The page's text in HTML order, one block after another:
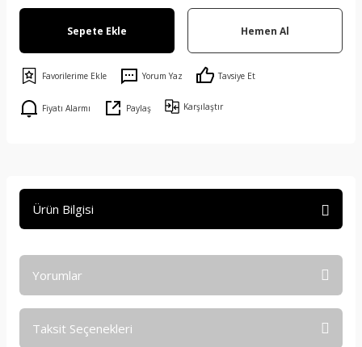
Sepete Ekle Hemen Al
Yorum Yaz Tavsiye Et
Fiyatı Alarmı Paylaş Karşılaştır
Ürün Bilgisi
Yorumlar
Taksit Seçenekleri